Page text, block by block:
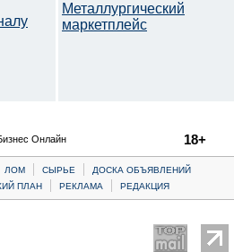
Металлургический
маркетплейс
Онлайн 18+
ЛОМ | CЫРЬЕ |
ДОСКА ОБЪЯВЛЕНИЙ
ПЛАН | РЕКЛАМА | РЕДАКЦИЯ